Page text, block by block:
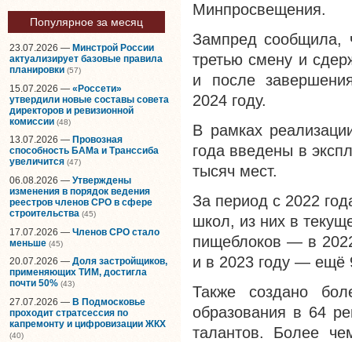
Популярное за месяц
23.07.2026 — Минстрой России
актуализирует базовые правила
планировки (57)
15.07.2026 — «Россети»
утвердили новые составы совета
директоров и ревизионной
комиссии (48)
13.07.2026 — Провозная
способность БАМа и Транссиба
увеличится (47)
06.08.2026 — Утверждены
изменения в порядок ведения
реестров членов СРО в сфере
строительства (45)
17.07.2026 — Членов СРО стало
меньше (45)
20.07.2026 — Доля застройщиков,
применяющих ТИМ, достигла
почти 50% (43)
27.07.2026 — В Подмосковье
проходит стратсессия по
капремонту и цифровизации ЖКХ
(40)
Минпросвещения.
Зампред сообщила,
третью смену и
и после
2024 году.
В рамках
года введены в
тысяч мест.
За период с 2022
школ, из них в
пищеблоков — в
и в 2023 году — ещё
Также создано
образования в 64
талантов. Более